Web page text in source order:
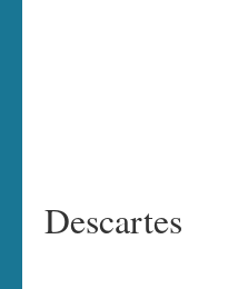
Descartes